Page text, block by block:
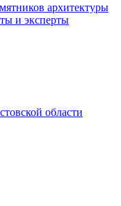
архитектуры
и эксперты
области